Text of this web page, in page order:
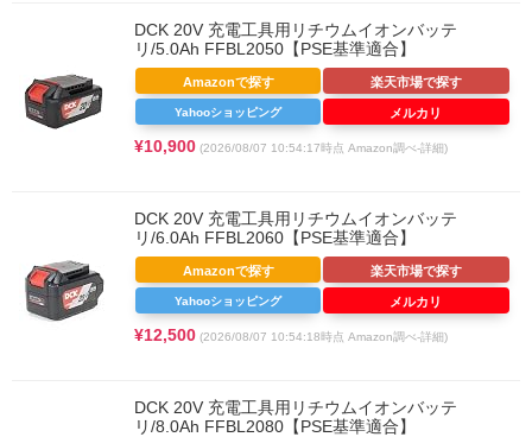
DCK 20V 充電工具用リチウムイオンバッテ
リ/5.0Ah FFBL2050【PSE基準適合】
¥10,900 (2026/08/07 10:54:17時点 Amazon調べ-詳細)
Amazonで探す 楽天市場で探す
Yahooショッピング メルカリ
DCK 20V 充電工具用リチウムイオンバッテ
リ/6.0Ah FFBL2060【PSE基準適合】
¥12,500 (2026/08/07 10:54:18時点 Amazon調べ-詳細)
Amazonで探す 楽天市場で探す
Yahooショッピング メルカリ
DCK 20V 充電工具用リチウムイオンバッテ
リ/8.0Ah FFBL2080【PSE基準適合】